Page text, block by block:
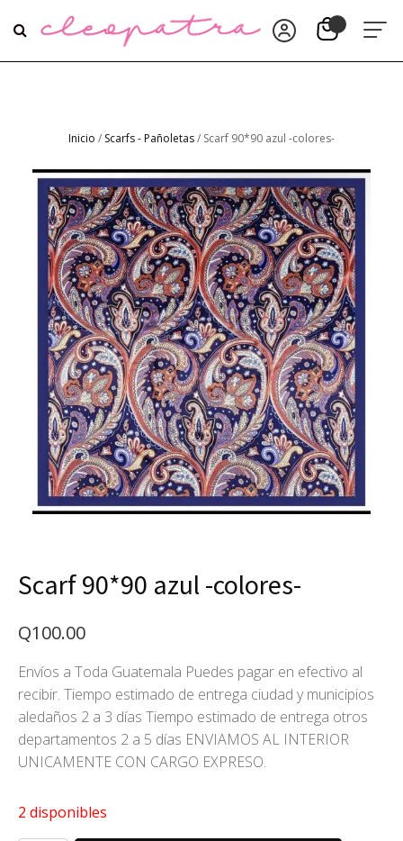
Inicio / Scarfs - Pañoletas/ Scarf 90*90 azul -colores-
Scarf 90*90 azul -colores-
Q100.00
Envíos a Toda Guatemala Puedes pagar en efectivo al
recibir. Tiempo estimado de entrega ciudad y municipios
aledaños 2 a 3 días Tiempo estimado de entrega otros
departamentos 2 a 5 días ENVIAMOS AL INTERIOR
UNICAMENTE CON CARGO EXPRESO.
2 disponibles